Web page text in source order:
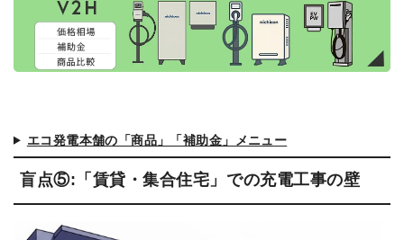
エコ発電本舗の「商品」「補助金」メニュー
盲点⑤:「賃貸・集合住宅」での充電工事の壁